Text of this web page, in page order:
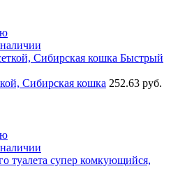
Быстрый
Сибирская кошка 252.63 руб.